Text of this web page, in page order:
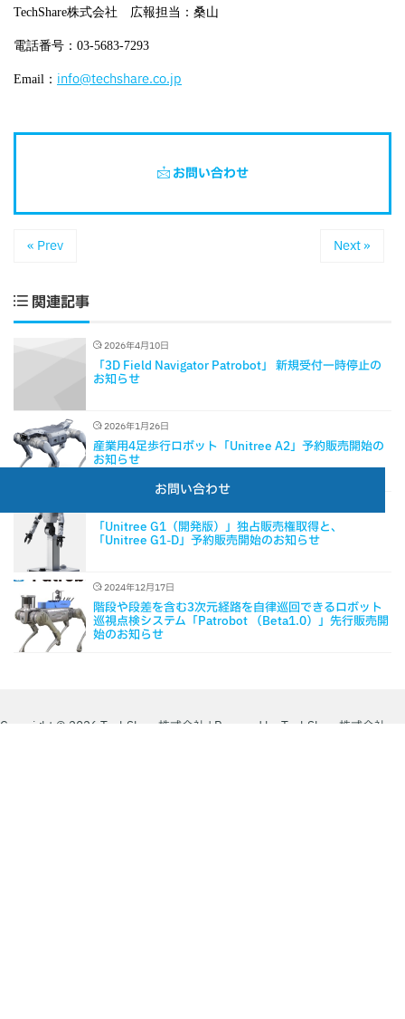
TechShare株式会社 広報担当：桑山
電話番号： 03-5683-7293
Email ： info@techshare.co.jp
お問い合わせ
« Prev Next »
関連記事
2026年4月10日
「3D Field Navigator Patrobot」 新規受付一時停止の
お知らせ
2026年1月26日
産業用4足歩行ロボット「Unitree A2」予約販売開始の
お知らせ
「Unitree G1（開発版）」独占販売権取得と、
「Unitree G1-D」予約販売開始のお知らせ
2024年12月17日
階段や段差を含む3次元経路を自律巡回できるロボット
巡視点検システム「Patrobot （Beta1.0）」先行販売開
始のお知らせ
お問い合わせ
Copyright © 2026 TechShare株式会社 | Powered by TechShare株式会社